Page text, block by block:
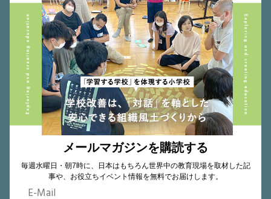
2022.01.15
SDGs
子どもだけでなく、先生も「誰一人取り残さな
い」 横浜市立山内小学校の共育・共創の･･･
メールマガジンを購読する
毎週水曜日・朝7時に、日本はもちろん世界中の教育現場を取材した記
事や、お役立ちイベント情報を無料でお届けします。